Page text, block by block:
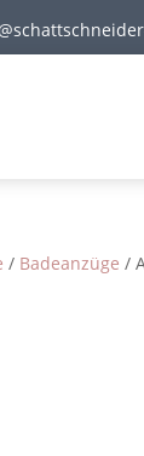
/ Badeanzüge /